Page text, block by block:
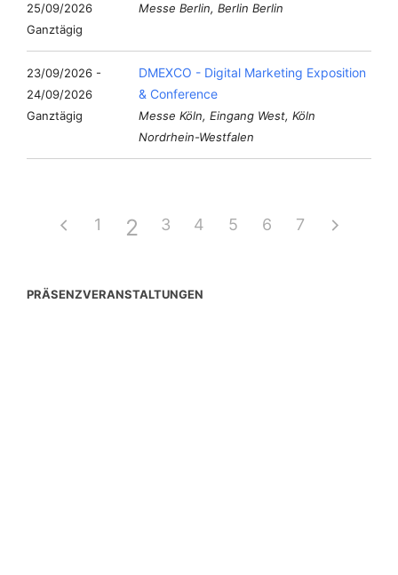
25/09/2026
Ganztägig
Messe Berlin, Berlin Berlin
23/09/2026 -
24/09/2026
Ganztägig
DMEXCO - Digital Marketing Exposition
& Conference
Messe Köln, Eingang West, Köln
Nordrhein-Westfalen
1 2 3 4 5 6 7
PRÄSENZVERANSTALTUNGEN